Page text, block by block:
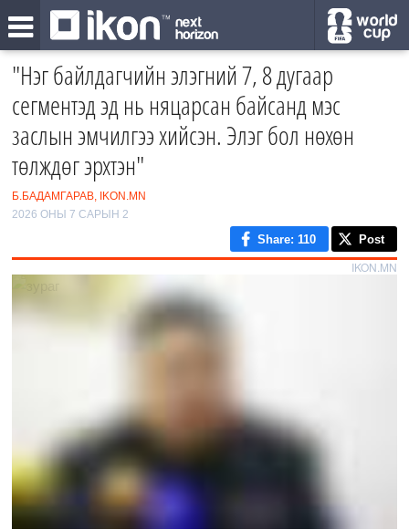
"Нэг байлдагчийн элэгний 7, 8 дугаар
сегментэд эд нь няцарсан байсанд мэс
заслын эмчилгээ хийсэн. Элэг бол нөхөн
төлждөг эрхтэн"
Б.БАДАМГАРАВ, IKON.MN
2026 ОНЫ 7 САРЫН 2
Share: 110 Post
IKON.MN